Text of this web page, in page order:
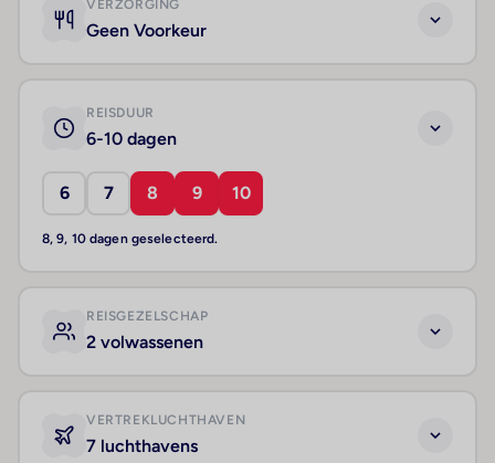
VERZORGING
Geen Voorkeur
REISDUUR
6-10 dagen
6 7 8 9 10
8, 9, 10 dagen geselecteerd.
REISGEZELSCHAP
2 volwassenen
VERTREKLUCHTHAVEN
7 luchthavens